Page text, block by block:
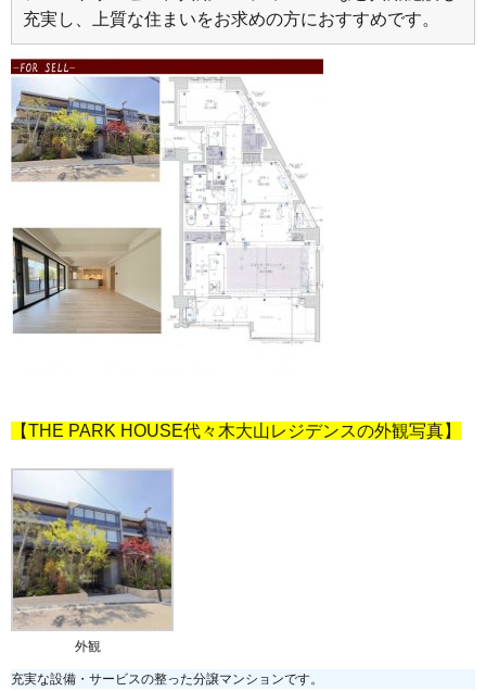
充実し、上質な住まいをお求めの方におすすめです。
【THE PARK HOUSE代々木大山レジデンスの外観写真】
外観
充実な設備・サービスの整った分譲マンションです。